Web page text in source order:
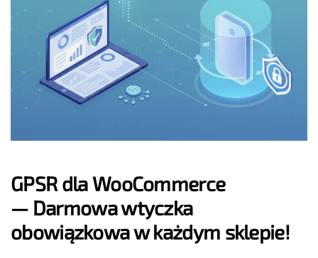
GPSR dla WooCommerce
— Darmowa wtyczka
obowiązkowa w każdym sklepie!